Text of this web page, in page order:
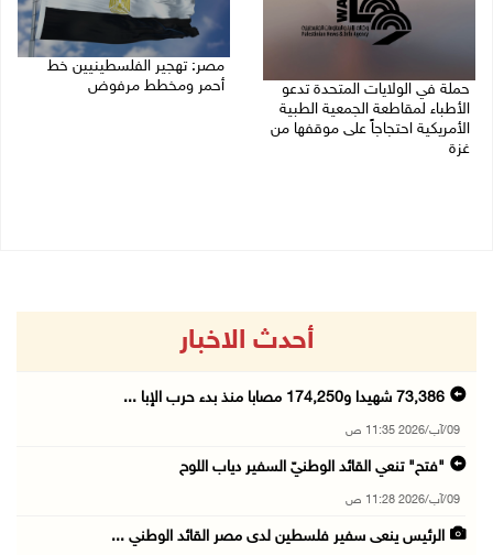
حملة في الولايات المتحدة تدعو
الأطباء لمقاطعة الجمعية الطبية
الأمريكية احتجاجاً على موقفها من
غزة
مصر: تهجير الفلسطينيين خط
أحمر ومخطط مرفوض
أحدث الاخبار
73,386 شهيدا و174,250 مصابا منذ بدء حرب الإبا ...
09/آب/2026 11:35 ص
"فتح" تنعي القائد الوطنيّ السفير دياب اللوح
09/آب/2026 11:28 ص
الرئيس ينعى سفير فلسطين لدى مصر القائد الوطني ...